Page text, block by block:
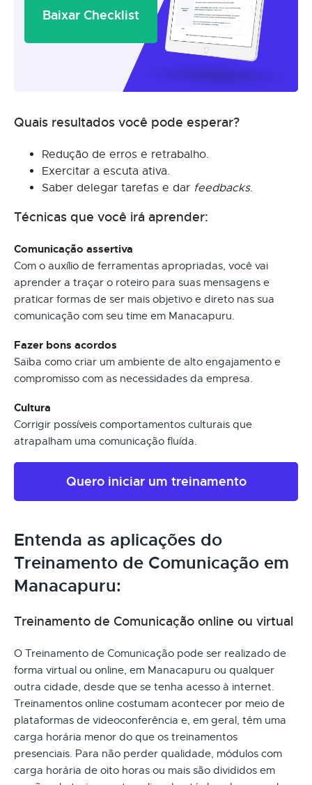
Baixar Checklist
Quais resultados você pode esperar?
Redução de erros e retrabalho.
Exercitar a escuta ativa.
Saber delegar tarefas e dar feedbacks.
Técnicas que você irá aprender:
Comunicação assertiva
Com o auxílio de ferramentas apropriadas, você vai
aprender a traçar o roteiro para suas mensagens e
praticar formas de ser mais objetivo e direto nas sua
comunicação com seu time em Manacapuru.
Fazer bons acordos
Saiba como criar um ambiente de alto engajamento e
compromisso com as necessidades da empresa.
Cultura
Corrigir possíveis comportamentos culturais que
atrapalham uma comunicação fluída.
Quero iniciar um treinamento
Entenda as aplicações do
Treinamento de Comunicação em
Manacapuru:
Treinamento de Comunicação online ou virtual
O Treinamento de Comunicação pode ser realizado de
forma virtual ou online, em Manacapuru ou qualquer
outra cidade, desde que se tenha acesso à internet.
Treinamentos online costumam acontecer por meio de
plataformas de videoconferência e, em geral, têm uma
carga horária menor do que os treinamentos
presenciais. Para não perder qualidade, módulos com
carga horária de oito horas ou mais são divididos em